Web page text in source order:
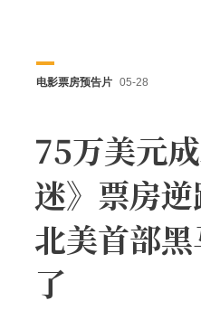
电影票房预告片 05-28
75万美元
迷》票房
北美首部
了